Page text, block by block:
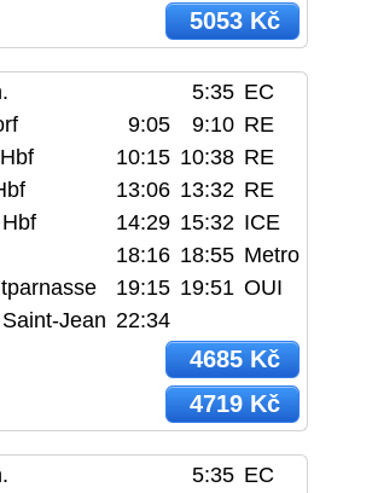
5053 Kč
5:35 EC
9:05 9:10 RE
10:15 10:38 RE
13:06 13:32 RE
14:29 15:32 ICE
18:16 18:55 Metro
19:15 19:51 OUI
Jean 22:34
4685 Kč
4719 Kč
5:35 EC